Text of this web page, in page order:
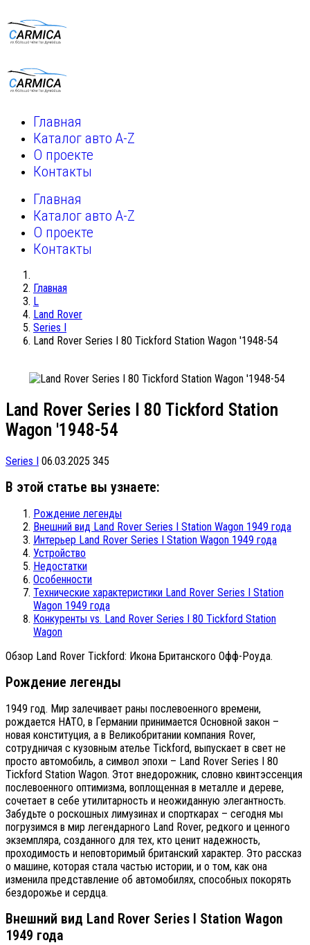
Главная
Каталог авто A-Z
О проекте
Контакты
Главная
Каталог авто A-Z
О проекте
Контакты
Главная
L
Land Rover
Series I
Land Rover Series I 80 Tickford Station Wagon '1948-54
Land Rover Series I 80 Tickford Station
Wagon '1948-54
Series I 06.03.2025 345
В этой статье вы узнаете:
Рождение легенды
Внешний вид Land Rover Series I Station Wagon 1949 года
Интерьер Land Rover Series I Station Wagon 1949 года
Устройство
Недостатки
Особенности
Технические характеристики Land Rover Series I Station
Wagon 1949 года
Конкуренты vs. Land Rover Series I 80 Tickford Station
Wagon
Обзор Land Rover Tickford: Икона Британского Офф-Роуда.
Рождение легенды
1949 год. Мир залечивает раны послевоенного времени,
рождается НАТО, в Германии принимается Основной закон –
новая конституция, а в Великобритании компания Rover,
сотрудничая с кузовным ателье Tickford, выпускает в свет не
просто автомобиль, а символ эпохи – Land Rover Series I 80
Tickford Station Wagon. Этот внедорожник, словно квинтэссенция
послевоенного оптимизма, воплощенная в металле и дереве,
сочетает в себе утилитарность и неожиданную элегантность.
Забудьте о роскошных лимузинах и спорткарах – сегодня мы
погрузимся в мир легендарного Land Rover, редкого и ценного
экземпляра, созданного для тех, кто ценит надежность,
проходимость и неповторимый британский характер. Это рассказ
о машине, которая стала частью истории, и о том, как она
изменила представление об автомобилях, способных покорять
бездорожье и сердца.
Внешний вид Land Rover Series I Station Wagon
1949 года